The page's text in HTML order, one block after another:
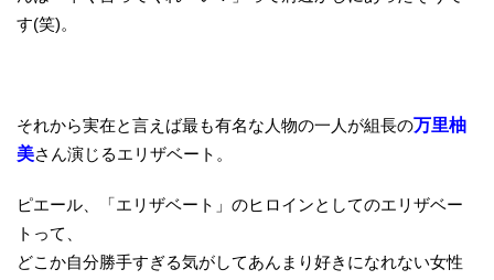
す(笑)。
それから実在と言えば最も有名な人物の一人が組長の万里柚
美さん演じるエリザベート。
ピエール、「エリザベート」のヒロインとしてのエリザベー
トって、
どこか自分勝手すぎる気がしてあんまり好きになれない女性